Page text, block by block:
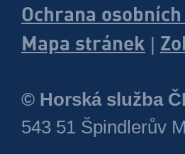
Ochrana
Mapa stránek
© Horská služba
543 51 Špindlerův